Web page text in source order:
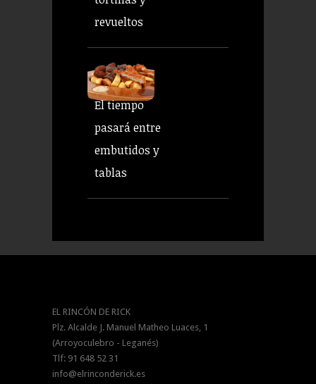
revueltos
El tiempo
pasará entre
embutidos y
tablas
EL RINCÓN DE RICK
Plz. Alcalde J. Manuel Matheo Luaces, 1
(Arroyoculebro - Leganés)
Tlf: 91 648 52 31
info@elrinconderick.es